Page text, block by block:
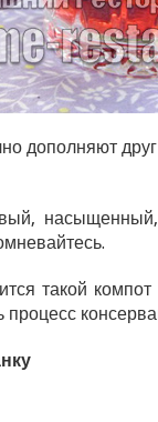
дополняют
такой
процесс